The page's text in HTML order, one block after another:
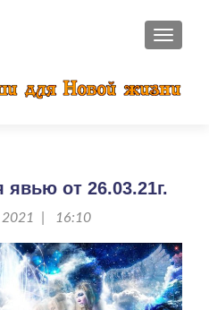
явью от 26.03.21г.
2021 | 16:10